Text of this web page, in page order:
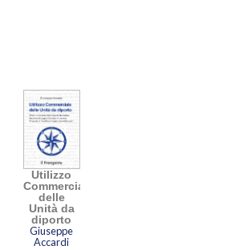
Utilizzo
Commerciale
delle
Unità da
diporto
Giuseppe
Accardi